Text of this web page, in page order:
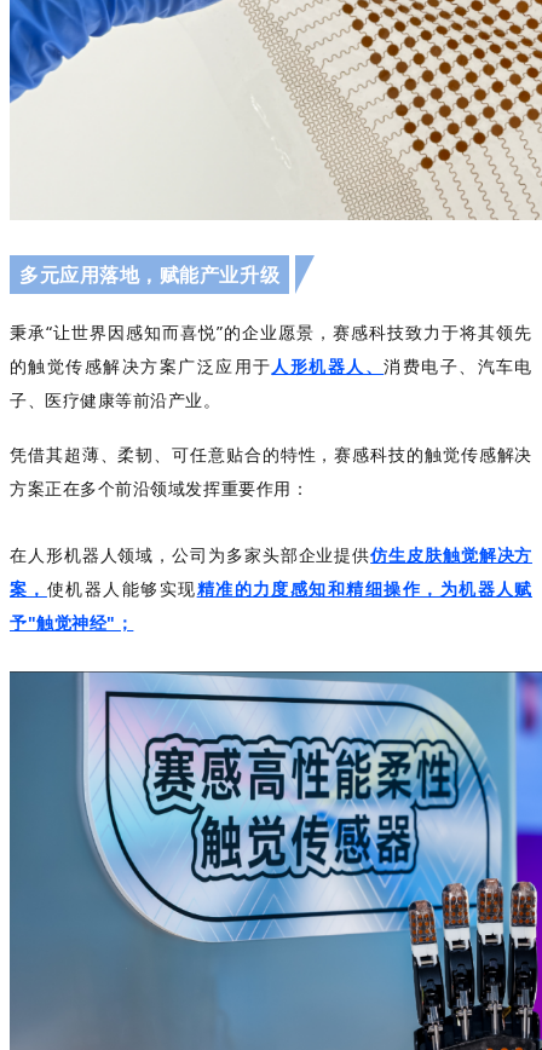
多元应用落地，赋能产业升级
秉承“让世界因感知而喜悦”的企业愿景，赛感科技致力于将其领先
的触觉传感解决方案广泛应用于人形机器人、消费电子、汽车电
子、医疗健康等前沿产业。
凭借其超薄、柔韧、可任意贴合的特性，赛感科技的触觉传感解决
方案正在多个前沿领域发挥重要作用：
在人形机器人领域，公司为多家头部企业提供仿生皮肤触觉解决方
案， 使机器人能够实现精准的力度感知和精细操作，为机器人赋
予"触觉神经"；